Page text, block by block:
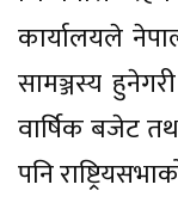
कार्यालयले
सामञ्जस्य
वार्षिक बजेट
पनि